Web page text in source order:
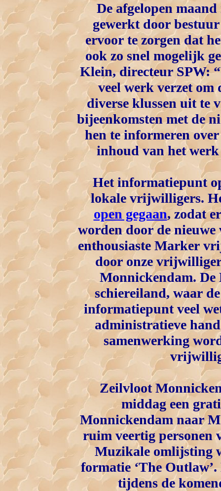
De afgelopen
gewerkt door
ervoor te zorgen dat
ook zo snel mogelijk
Klein, directeur SPW:
veel werk verzet
diverse klussen uit te
bijeenkomsten met de
hen te informeren
inhoud van het
Het informatiepunt
lokale vrijwilligers.
open gegaan, zodat
worden door de
enthousiaste Marker
door onze
Monnickendam. De
schiereiland, waar
informatiepunt veel
administratieve
samenwerking
Zeilvloot
middag een
Monnickendam naar
ruim veertig personen
Muzikale omlijsting
formatie ‘The
tijdens de